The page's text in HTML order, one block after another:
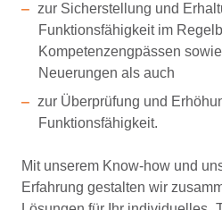
zur Sicherstellung und
Funktionsfähigkeit im
Kompetenzengpässen
Neuerungen als auch
zur Überprüfung und
Funktionsfähigkeit.
Mit unserem Know-how und
Erfahrung gestalten wir